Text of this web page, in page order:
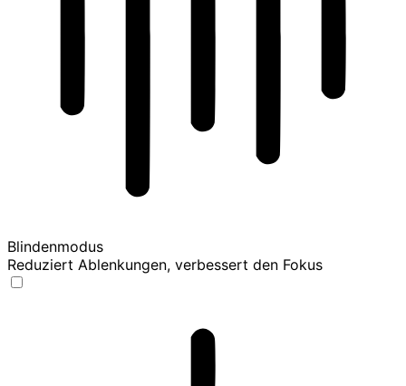
Blindenmodus
Reduziert Ablenkungen, verbessert den Fokus